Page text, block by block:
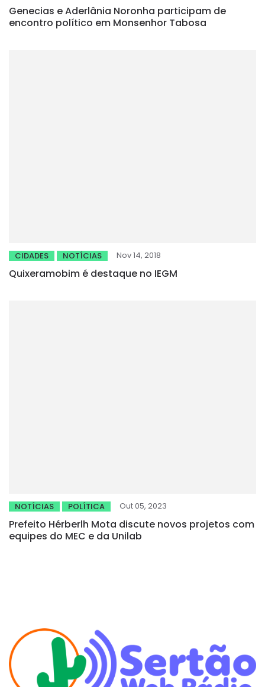
Genecias e Aderlânia Noronha participam de
encontro político em Monsenhor Tabosa
CIDADES NOTÍCIAS Nov 14, 2018
Quixeramobim é destaque no IEGM
NOTÍCIAS POLÍTICA Out 05, 2023
Prefeito Hérberlh Mota discute novos projetos com
equipes do MEC e da Unilab